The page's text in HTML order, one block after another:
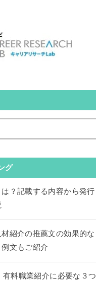
グ
？記載する内容から発行
材紹介の推薦文の効果的な
文もご紹介
有料職業紹介に必要な３つ